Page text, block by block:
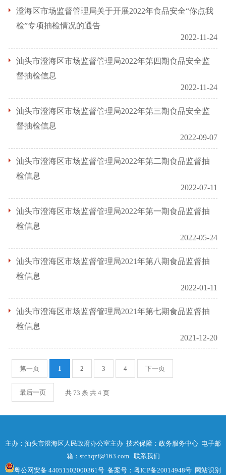
澄海区市场监督管理局关于开展2022年食品安全“你点我
检”专项抽检情况的通告
2022-11-24
汕头市澄海区市场监督管理局2022年第四期食品安全监
督抽检信息
2022-11-24
汕头市澄海区市场监督管理局2022年第三期食品安全监
督抽检信息
2022-09-07
汕头市澄海区市场监督管理局2022年第二期食品监督抽
检信息
2022-07-11
汕头市澄海区市场监督管理局2022年第一期食品监督抽
检信息
2022-05-24
汕头市澄海区市场监督管理局2021年第八期食品监督抽
检信息
2022-01-11
汕头市澄海区市场监督管理局2021年第七期食品监督抽
检信息
2021-12-20
第一页 1 2 3 4 下一页
最后一页 共 73 条 共4 页
主办：汕头市澄海区人民政府办公室主办 技术保障：政务服务中心 电子邮
箱：stchqzf@163.com 联系我们
粤公网安备 44051502000361号 备案号：粤ICP备20014948号 网站识别